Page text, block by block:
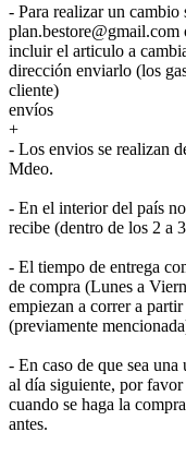
- Para realizar un cambio
incluir el articulo a
dirección enviarlo (los
cliente)
envíos
+
- Los envios se realizan
Mdeo.
- En el interior del país
recibe (dentro de los 2 a
- El tiempo de entrega
de compra (Lunes a
empiezan a correr a
(previamente
- En caso de que sea
al día siguiente, por
cuando se haga la
antes.